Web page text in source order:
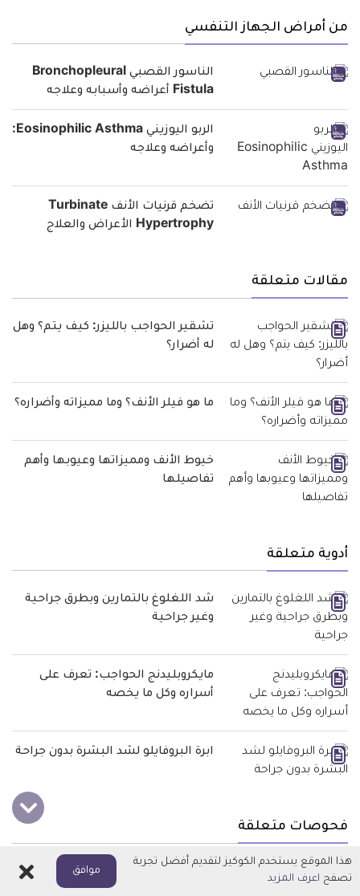
من أمراض الجهاز التنفسي
الناسور القصبي Bronchopleural
Fistula أعراضه وأسبابه وعلاجه
الربو اليوزيني Eosinophilic Asthma:
وأعراضه وعلاجه
تضخم قرنيات الأنف Turbinate
Hypertrophy الأعراض والعلاج
مقالات متعلقة
تشقير الحواجب بالليزر: كيف يتم؟ وهل
له أضرار؟
ما هو فيلر الأنف؟ وما مميزاته وأضراره؟
خيوط الأنف ومميزاتها وعيوبها وأهم
تفاصيلها
أدوية متعلقة
شد اللغلوغ بالتمارين وبطرق جراحية
وغير جراحية
مايكروبليدنج الحواجب: تعرف على
أسراره وكل ما يخصه
ابرة البروفايلو لشد البشرة بدون جراحة
فحوصات متعلقة
عملية انحراف الأنف Septoplasty
لتعديل الحاجز الأنفي
هذا الموقع يستخدم الكوكيز لتقديم أفضل تجربة
تصفح اعرف المزيد
موافق اغلاق